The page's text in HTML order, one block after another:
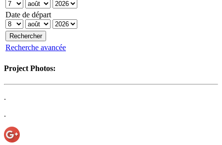
Date de départ
Recherche avancée
Project Photos:
.
.